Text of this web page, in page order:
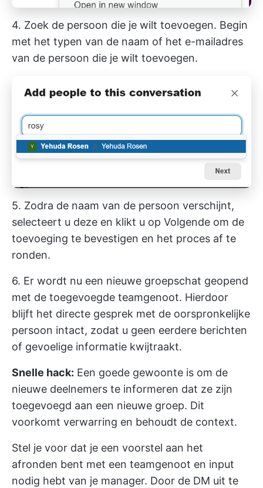
4. Zoek de persoon die je wilt toevoegen. Begin
met het typen van de naam of het e-mailadres
van de persoon die je wilt toevoegen.
5. Zodra de naam van de persoon verschijnt,
selecteert u deze en klikt u op Volgende om de
toevoeging te bevestigen en het proces af te
ronden.
6. Er wordt nu een nieuwe groepschat geopend
met de toegevoegde teamgenoot. Hierdoor
blijft het directe gesprek met de oorspronkelijke
persoon intact, zodat u geen eerdere berichten
of gevoelige informatie kwijtraakt.
Snelle hack: Een goede gewoonte is om de
nieuwe deelnemers te informeren dat ze zijn
toegevoegd aan een nieuwe groep. Dit
voorkomt verwarring en behoudt de context.
Stel je voor dat je een voorstel aan het
afronden bent met een teamgenoot en input
nodig hebt van je manager. Door de DM uit te